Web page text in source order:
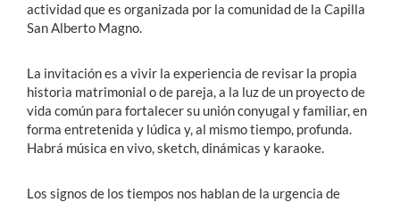
Alumni
English
actividad que es organizada por la comunidad de la Capilla
San Alberto Magno.
La invitación es a vivir la experiencia de revisar la propia
historia matrimonial o de pareja, a la luz de un proyecto de
vida común para fortalecer su unión conyugal y familiar, en
forma entretenida y lúdica y, al mismo tiempo, profunda.
Habrá música en vivo, sketch, dinámicas y karaoke.
Los signos de los tiempos nos hablan de la urgencia de